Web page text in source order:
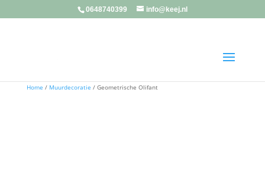
0648740399 info@keej.nl
Home / Muurdecoratie / Geometrische Olifant